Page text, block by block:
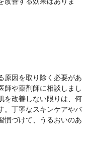
原因を取り除く必要があ
師や薬剤師に相談しまし
を改善しない限りは、何
。丁寧なスキンケアやバ
慣づけて、うるおいのあ